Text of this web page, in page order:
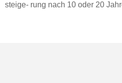
steige- rung nach 10 oder 20